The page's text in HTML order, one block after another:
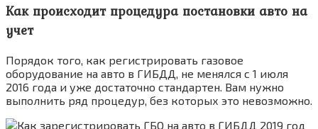
Как происходит процедура постановки авто на
учет
Порядок того, как регистрировать газовое
оборудование на авто в ГИБДД, не менялся с 1 июля
2016 года и уже достаточно стандартен. Вам нужно
выполнить ряд процедур, без которых это невозможно.